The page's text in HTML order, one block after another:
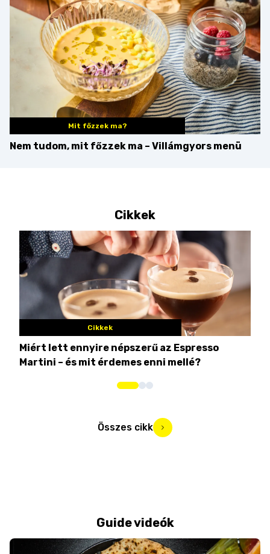
Mit főzzek ma?
Nem tudom, mit főzzek ma – Villámgyors menü
Cikkek
Cikkek
Miért lett ennyire népszerű az Espresso
Martini – és mit érdemes enni mellé?
Összes cikk
Guide videók